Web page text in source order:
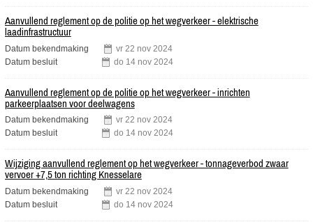
Aanvullend reglement op de politie op het wegverkeer - elektrische
laadinfrastructuur
Datum bekendmaking vr 22 nov 2024
Datum besluit
do 14 nov 2024
Aanvullend reglement op de politie op het wegverkeer - inrichten
parkeerplaatsen voor deelwagens
Datum bekendmaking vr 22 nov 2024
Datum besluit
do 14 nov 2024
Wijziging aanvullend reglement op het wegverkeer - tonnageverbod zwaar
vervoer +7,5 ton richting Knesselare
Datum bekendmaking vr 22 nov 2024
Datum besluit
do 14 nov 2024